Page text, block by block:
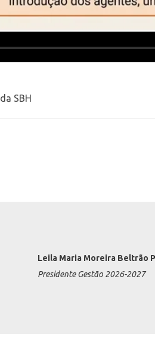
SBH
Leila Maria Moreira Beltrão
Presidente Gestão 2026-2027